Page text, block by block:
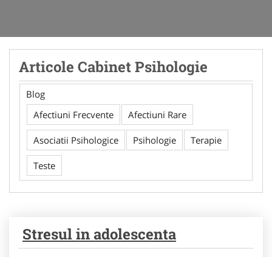
Articole Cabinet Psihologie
Blog
Afectiuni Frecvente
Afectiuni Rare
Asociatii Psihologice Psihologie Terapie
Teste
Stresul in adolescenta